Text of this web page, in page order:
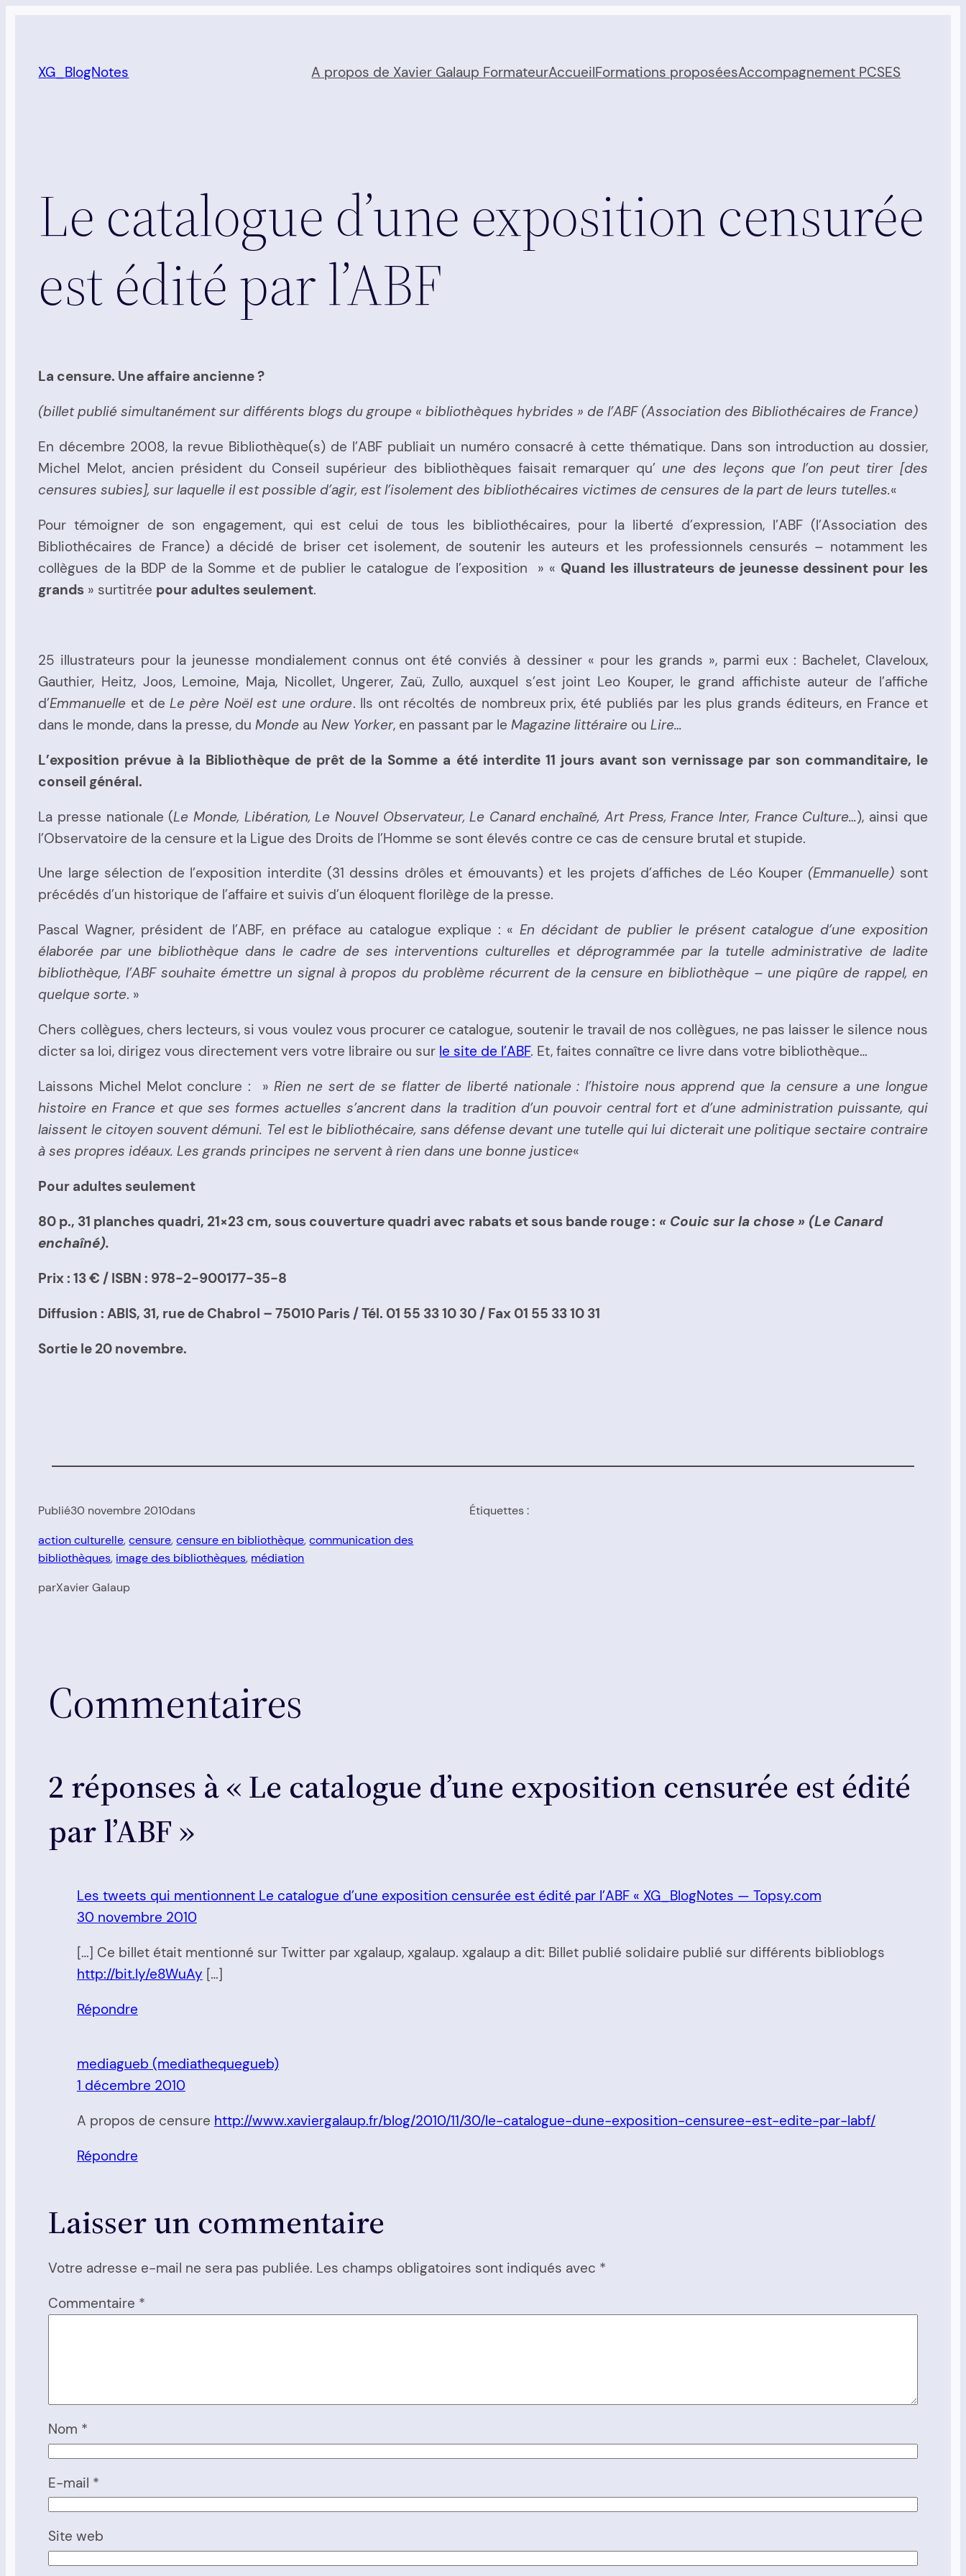
contenu
XG_BlogNotes A propos de Xavier Galaup FormateurAccueilFormations proposéesAccompagnement PCSES
Le catalogue d’une exposition censurée
est édité par l’ABF
La censure. Une affaire ancienne ?
(billet publié simultanément sur différents blogs du groupe « bibliothèques hybrides » de l’ABF (Association des Bibliothécaires de France)
En décembre 2008, la revue Bibliothèque(s) de l’ABF publiait un numéro consacré à cette thématique. Dans son introduction au dossier,
Michel Melot, ancien président du Conseil supérieur des bibliothèques faisait remarquer qu’ une des leçons que l’on peut tirer [des
censures subies], sur laquelle il est possible d’agir, est l’isolement des bibliothécaires victimes de censures de la part de leurs tutelles.«
Pour témoigner de son engagement, qui est celui de tous les bibliothécaires, pour la liberté d’expression, l’ABF (l’Association des
Bibliothécaires de France) a décidé de briser cet isolement, de soutenir les auteurs et les professionnels censurés – notamment les
collègues de la BDP de la Somme et de publier le catalogue de l’exposition » « Quand les illustrateurs de jeunesse dessinent pour les
grands » surtitrée pour adultes seulement.
25 illustrateurs pour la jeunesse mondialement connus ont été conviés à dessiner « pour les grands », parmi eux : Bachelet, Claveloux,
Gauthier, Heitz, Joos, Lemoine, Maja, Nicollet, Ungerer, Zaü, Zullo, auxquel s’est joint Leo Kouper, le grand affichiste auteur de l’affiche
d’Emmanuelle et deLe père Noël est une ordure. Ils ont récoltés de nombreux prix, été publiés par les plus grands éditeurs, en France et
dans le monde, dans la presse, duMonde auNew Yorker, en passant par leMagazine littéraire ouLire…
L’exposition prévue à la Bibliothèque de prêt de la Somme a été interdite 11 jours avant son vernissage par son commanditaire, le
conseil général.
La presse nationale (Le Monde, Libération, Le Nouvel Observateur, Le Canard enchaîné, Art Press, France Inter, France Culture…), ainsi que
l’Observatoire de la censure et la Ligue des Droits de l’Homme se sont élevés contre ce cas de censure brutal et stupide.
Une large sélection de l’exposition interdite (31 dessins drôles et émouvants) et les projets d’affiches de Léo Kouper (Emmanuelle) sont
précédés d’un historique de l’affaire et suivis d’un éloquent florilège de la presse.
Pascal Wagner, président de l’ABF, en préface au catalogue explique : «En décidant de publier le présent catalogue d’une exposition
élaborée par une bibliothèque dans le cadre de ses interventions culturelles et déprogrammée par la tutelle administrative de ladite
bibliothèque, l’ABF souhaite émettre un signal à propos du problème récurrent de la censure en bibliothèque – une piqûre de rappel, en
quelque sorte. »
Chers collègues, chers lecteurs, si vous voulez vous procurer ce catalogue, soutenir le travail de nos collègues, ne pas laisser le silence nous
dicter sa loi, dirigez vous directement vers votre libraire ou sur le site de l’ABF. Et, faites connaître ce livre dans votre bibliothèque…
Laissons Michel Melot conclure : »Rien ne sert de se flatter de liberté nationale : l’histoire nous apprend que la censure a une longue
histoire en France et que ses formes actuelles s’ancrent dans la tradition d’un pouvoir central fort et d’une administration puissante, qui
laissent le citoyen souvent démuni. Tel est le bibliothécaire, sans défense devant une tutelle qui lui dicterait une politique sectaire contraire
à ses propres idéaux. Les grands principes ne servent à rien dans une bonne justice«
Pour adultes seulement
80 p., 31 planches quadri, 21×23 cm, sous couverture quadri avec rabats et sous bande rouge : « Couic sur la chose » (Le Canard
enchaîné).
Prix : 13 € / ISBN : 978-2-900177-35-8
Diffusion : ABIS, 31, rue de Chabrol – 75010 Paris / Tél. 01 55 33 10 30 / Fax 01 55 33 10 31
Sortie le 20 novembre.
Publié30 novembre 2010dans
action culturelle, censure, censure en bibliothèque, communication des
bibliothèques, image des bibliothèques, médiation
parXavier Galaup
Étiquettes :
Commentaires
2 réponses à « Le catalogue d’une exposition censurée est édité
par l’ABF »
Les tweets qui mentionnent Le catalogue d’une exposition censurée est édité par l’ABF « XG_BlogNotes — Topsy.com
30 novembre 2010
[…] Ce billet était mentionné sur Twitter par xgalaup, xgalaup. xgalaup a dit: Billet publié solidaire publié sur différents biblioblogs
http://bit.ly/e8WuAy […]
Répondre
mediagueb (mediathequegueb)
1 décembre 2010
A propos de censure http://www.xaviergalaup.fr/blog/2010/11/30/le-catalogue-dune-exposition-censuree-est-edite-par-labf/
Répondre
Laisser un commentaire
Votre adresse e-mail ne sera pas publiée. Les champs obligatoires sont indiqués avec *
Commentaire *
Nom *
E-mail *
Site web